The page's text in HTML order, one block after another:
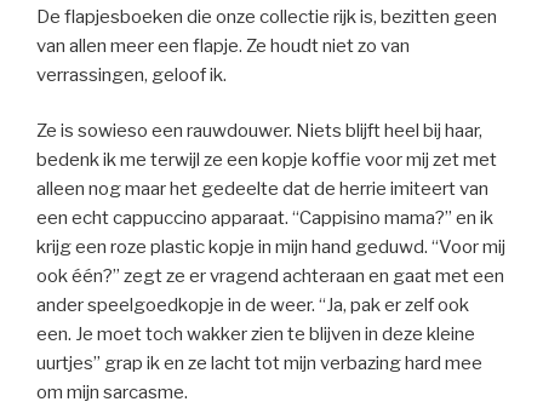
De flapjesboeken die onze collectie rijk is, bezitten geen
van allen meer een flapje. Ze houdt niet zo van
verrassingen, geloof ik.
Ze is sowieso een rauwdouwer. Niets blijft heel bij haar,
bedenk ik me terwijl ze een kopje koffie voor mij zet met
alleen nog maar het gedeelte dat de herrie imiteert van
een echt cappuccino apparaat. “Cappisino mama?” en ik
krijg een roze plastic kopje in mijn hand geduwd. “Voor mij
ook één?” zegt ze er vragend achteraan en gaat met een
ander speelgoedkopje in de weer. “Ja, pak er zelf ook
een. Je moet toch wakker zien te blijven in deze kleine
uurtjes” grap ik en ze lacht tot mijn verbazing hard mee
om mijn sarcasme.